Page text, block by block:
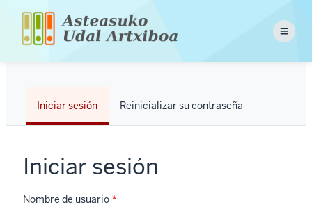
contenido
Menu
principales
Iniciar sesión Reinicializar su contraseña
Iniciar sesión
Nombre de usuario